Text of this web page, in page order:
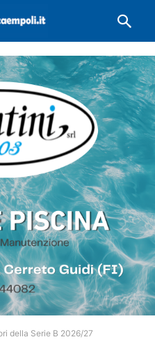
della Serie B 2026/27